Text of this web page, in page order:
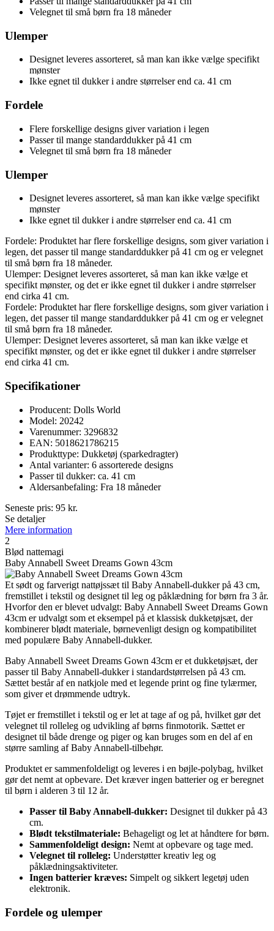
Velegnet til små børn fra 18 måneder
Ulemper
Designet leveres assorteret, så man kan ikke vælge specifikt
mønster
Ikke egnet til dukker i andre størrelser end ca. 41 cm
Fordele
Flere forskellige designs giver variation i legen
Passer til mange standarddukker på 41 cm
Velegnet til små børn fra 18 måneder
Ulemper
Designet leveres assorteret, så man kan ikke vælge specifikt
mønster
Ikke egnet til dukker i andre størrelser end ca. 41 cm
Fordele: Produktet har flere forskellige designs, som giver variation i
legen, det passer til mange standarddukker på 41 cm og er velegnet
til små børn fra 18 måneder.
Ulemper: Designet leveres assorteret, så man kan ikke vælge et
specifikt mønster, og det er ikke egnet til dukker i andre størrelser
end cirka 41 cm.
Fordele: Produktet har flere forskellige designs, som giver variation i
legen, det passer til mange standarddukker på 41 cm og er velegnet
til små børn fra 18 måneder.
Ulemper: Designet leveres assorteret, så man kan ikke vælge et
specifikt mønster, og det er ikke egnet til dukker i andre størrelser
end cirka 41 cm.
Specifikationer
Producent: Dolls World
Model: 20242
Varenummer: 3296832
EAN: 5018621786215
Produkttype: Dukketøj (sparkedragter)
Antal varianter: 6 assorterede designs
Passer til dukker: ca. 41 cm
Aldersanbefaling: Fra 18 måneder
Seneste pris: 95 kr.
Se detaljer
Mere information
2
Blød nattemagi
Baby Annabell Sweet Dreams Gown 43cm
Et sødt og farverigt nattøjssæt til Baby Annabell-dukker på 43 cm,
fremstillet i tekstil og designet til leg og påklædning for børn fra 3 år.
Hvorfor den er blevet udvalgt: Baby Annabell Sweet Dreams Gown
43cm er udvalgt som et eksempel på et klassisk dukketøjsæt, der
kombinerer blødt materiale, børnevenligt design og kompatibilitet
med populære Baby Annabell-dukker.
Baby Annabell Sweet Dreams Gown 43cm er et dukketøjsæt, der
passer til Baby Annabell-dukker i standardstørrelsen på 43 cm.
Sættet består af en natkjole med et legende print og fine tylærmer,
som giver et drømmende udtryk.
Tøjet er fremstillet i tekstil og er let at tage af og på, hvilket gør det
velegnet til rolleleg og udvikling af børns finmotorik. Sættet er
designet til både drenge og piger og kan bruges som en del af en
større samling af Baby Annabell-tilbehør.
Produktet er sammenfoldeligt og leveres i en bøjle-polybag, hvilket
gør det nemt at opbevare. Det kræver ingen batterier og er beregnet
til børn i alderen 3 til 12 år.
Passer til Baby Annabell-dukker: Designet til dukker på 43
cm.
Blødt tekstilmateriale: Behageligt og let at håndtere for børn.
Sammenfoldeligt design: Nemt at opbevare og tage med.
Velegnet til rolleleg: Understøtter kreativ leg og
påklædningsaktiviteter.
Ingen batterier kræves: Simpelt og sikkert legetøj uden
elektronik.
Fordele og ulemper